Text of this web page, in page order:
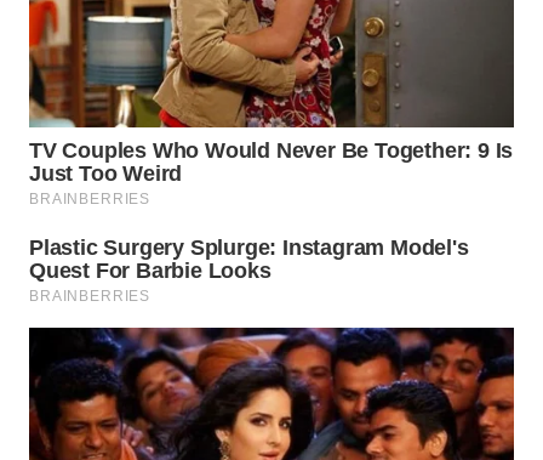
WN
TANJUNG
LESUNG
WN
KARO
SIMALUNGUN
WN
LABUHANBATU
WN
TAPANULI
TENGAH